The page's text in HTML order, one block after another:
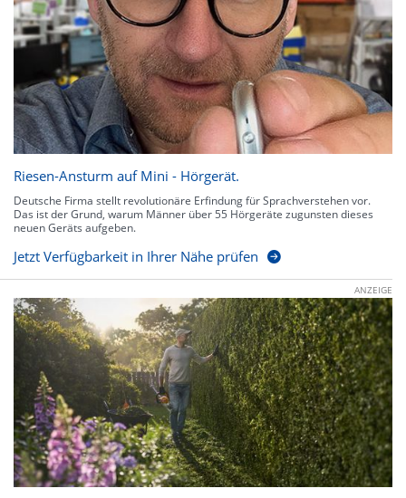
Riesen-Ansturm auf Mini - Hörgerät.
Deutsche Firma stellt revolutionäre Erfindung für Sprachverstehen vor.
Das ist der Grund, warum Männer über 55 Hörgeräte zugunsten dieses
neuen Geräts aufgeben.
Jetzt Verfügbarkeit in Ihrer Nähe prüfen
ANZEIGE